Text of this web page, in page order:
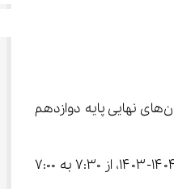
مرکز ارزیابی و تضمین کیفیت آموزش و پرورش اعلام کرد ساعت آغاز آزمون‌های نهایی پایه دوازدهم